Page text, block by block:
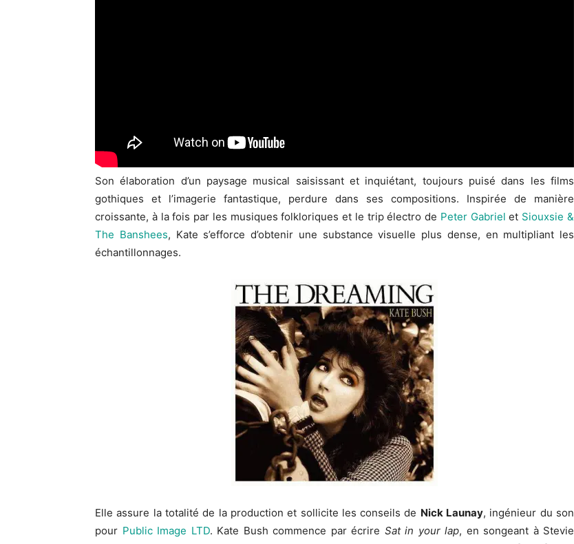
Son élaboration d’un paysage musical saisissant et inquiétant, toujours puisé dans les films
gothiques et l’imagerie fantastique, perdure dans ses compositions. Inspirée de manière
croissante, à la fois par les musiques folkloriques et le trip électro de Peter Gabriel et Siouxsie &
The Banshees, Kate s’efforce d’obtenir une substance visuelle plus dense, en multipliant les
échantillonnages.
Elle assure la totalité de la production et sollicite les conseils de Nick Launay, ingénieur du son
pour Public Image LTD. Kate Bush commence par écrire Sat in your lap, en songeant à Stevie